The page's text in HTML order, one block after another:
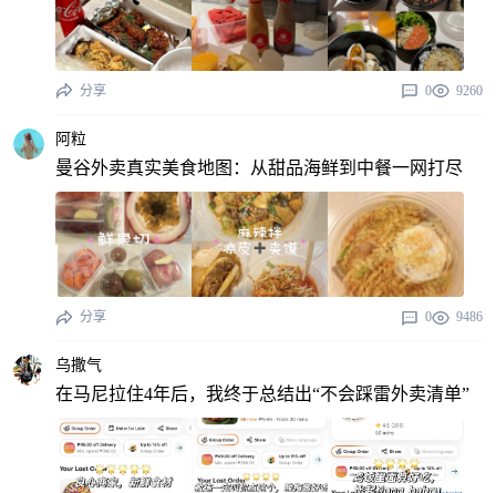
分享 0 9260
阿粒
曼谷外卖真实美食地图：从甜品海鲜到中餐一网打尽
分享 0 9486
乌撒气
在马尼拉住4年后，我终于总结出“不会踩雷外卖清单”